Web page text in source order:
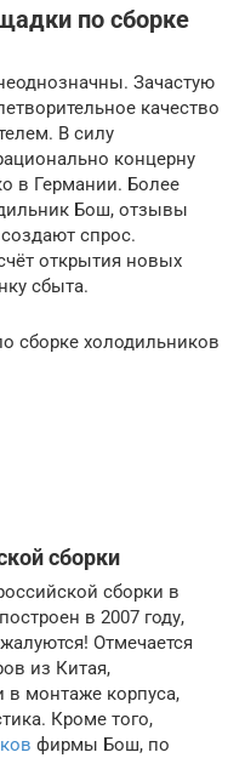
по сборке
Зачастую
качество
В силу
концерну
в Германии. Более
Бош, отзывы
спрос.
открытия новых
сбыта.
сборке холодильников
сборки
сборки в
в 2007 году,
Отмечается
из Китая,
монтаже корпуса,
Кроме того,
фирмы Бош, по